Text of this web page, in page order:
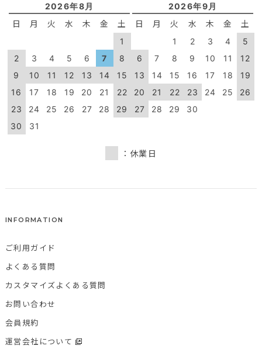
2026年8月
日 月 火 水 木 金 土
1
2
3 4 5 6 7
8
9
10 11 12 13 14
15
16
17 18 19 20 21
22
23
24 25 26 27 28
29
30
31
2026年9月
日 月 火 水 木 金 土
1 2 3 4
5
6
7 8 9 10 11
12
13
14 15 16 17 18
19
20
21 22 23 24 25
26
27
28 29 30
：休業日
INFORMATION
ご利用ガイド
よくある質問
カスタマイズよくある質問
お問い合わせ
会員規約
運営会社について